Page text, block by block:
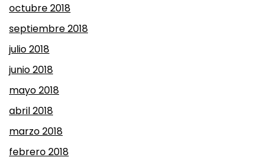
octubre 2018
septiembre 2018
julio 2018
junio 2018
mayo 2018
abril 2018
marzo 2018
febrero 2018